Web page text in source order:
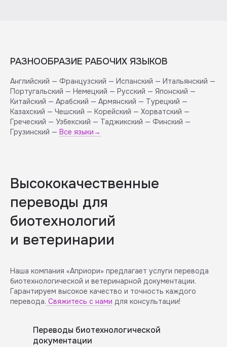
РАЗНООБРАЗИЕ РАБОЧИХ ЯЗЫКОВ
Английский — Французский — Испанский — Итальянский —
Португальский — Немецкий — Русский — Японский —
Китайский — Арабский — Армянский — Турецкий —
Казахский — Чешский — Корейский — Хорватский —
Греческий — Узбекский — Таджикский — Финский —
Грузинский — Все языки→
Высококачественные
переводы для
биотехнологий
и ветеринарии
Наша компания «Априори» предлагает услуги перевода
биотехнологической и ветеринарной документации.
Гарантируем высокое качество и точность каждого
перевода. Свяжитесь с нами для консультации!
Переводы биотехнологической
документации